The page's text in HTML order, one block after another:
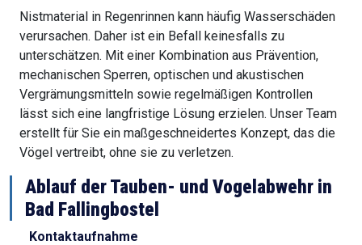
Nistmaterial in Regenrinnen kann häufig Wasserschäden
verursachen. Daher ist ein Befall keinesfalls zu
unterschätzen. Mit einer Kombination aus Prävention,
mechanischen Sperren, optischen und akustischen
Vergrämungsmitteln sowie regelmäßigen Kontrollen
lässt sich eine langfristige Lösung erzielen. Unser Team
erstellt für Sie ein maßgeschneidertes Konzept, das die
Vögel vertreibt, ohne sie zu verletzen.
Ablauf der Tauben- und Vogelabwehr in
Bad Fallingbostel
Kontaktaufnahme